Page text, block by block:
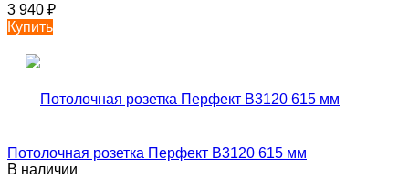
3 940 ₽
Купить
Потолочная розетка Перфект B3120 615 мм
В наличии